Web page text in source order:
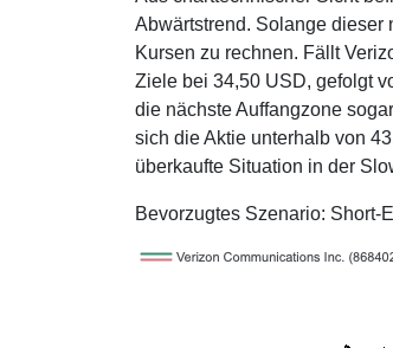
Abwärtstrend. Solange dieser
Kursen zu rechnen. Fällt
Ziele bei 34,50 USD, gefolgt
die nächste Auffangzone
sich die Aktie unterhalb von
überkaufte Situation in der
Bevorzugtes Szenario: Short-